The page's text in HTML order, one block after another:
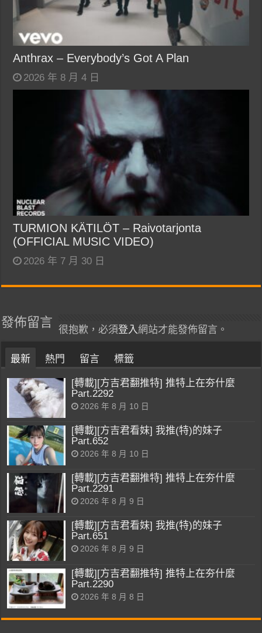
Anthrax – Everybody’s Got A Plan
2026 年 8 月 4 日
TURMION KÄTILÖT – Raivotarjonta
(OFFICIAL MUSIC VIDEO)
2026 年 7 月 30 日
發佈留言
很抱歉，必須登入網站才能發佈留言。
最新 熱門 留言 標籤
[轉載][方吉君翻推特] 推特上在夯什麼
Part.2292
2026 年 8 月 10 日
[轉載][方吉君看妹] 我推(特)的妹子
Part.652
2026 年 8 月 10 日
[轉載][方吉君翻推特] 推特上在夯什麼
Part.2291
2026 年 8 月 9 日
[轉載][方吉君看妹] 我推(特)的妹子
Part.651
2026 年 8 月 9 日
[轉載][方吉君翻推特] 推特上在夯什麼
Part.2290
2026 年 8 月 8 日